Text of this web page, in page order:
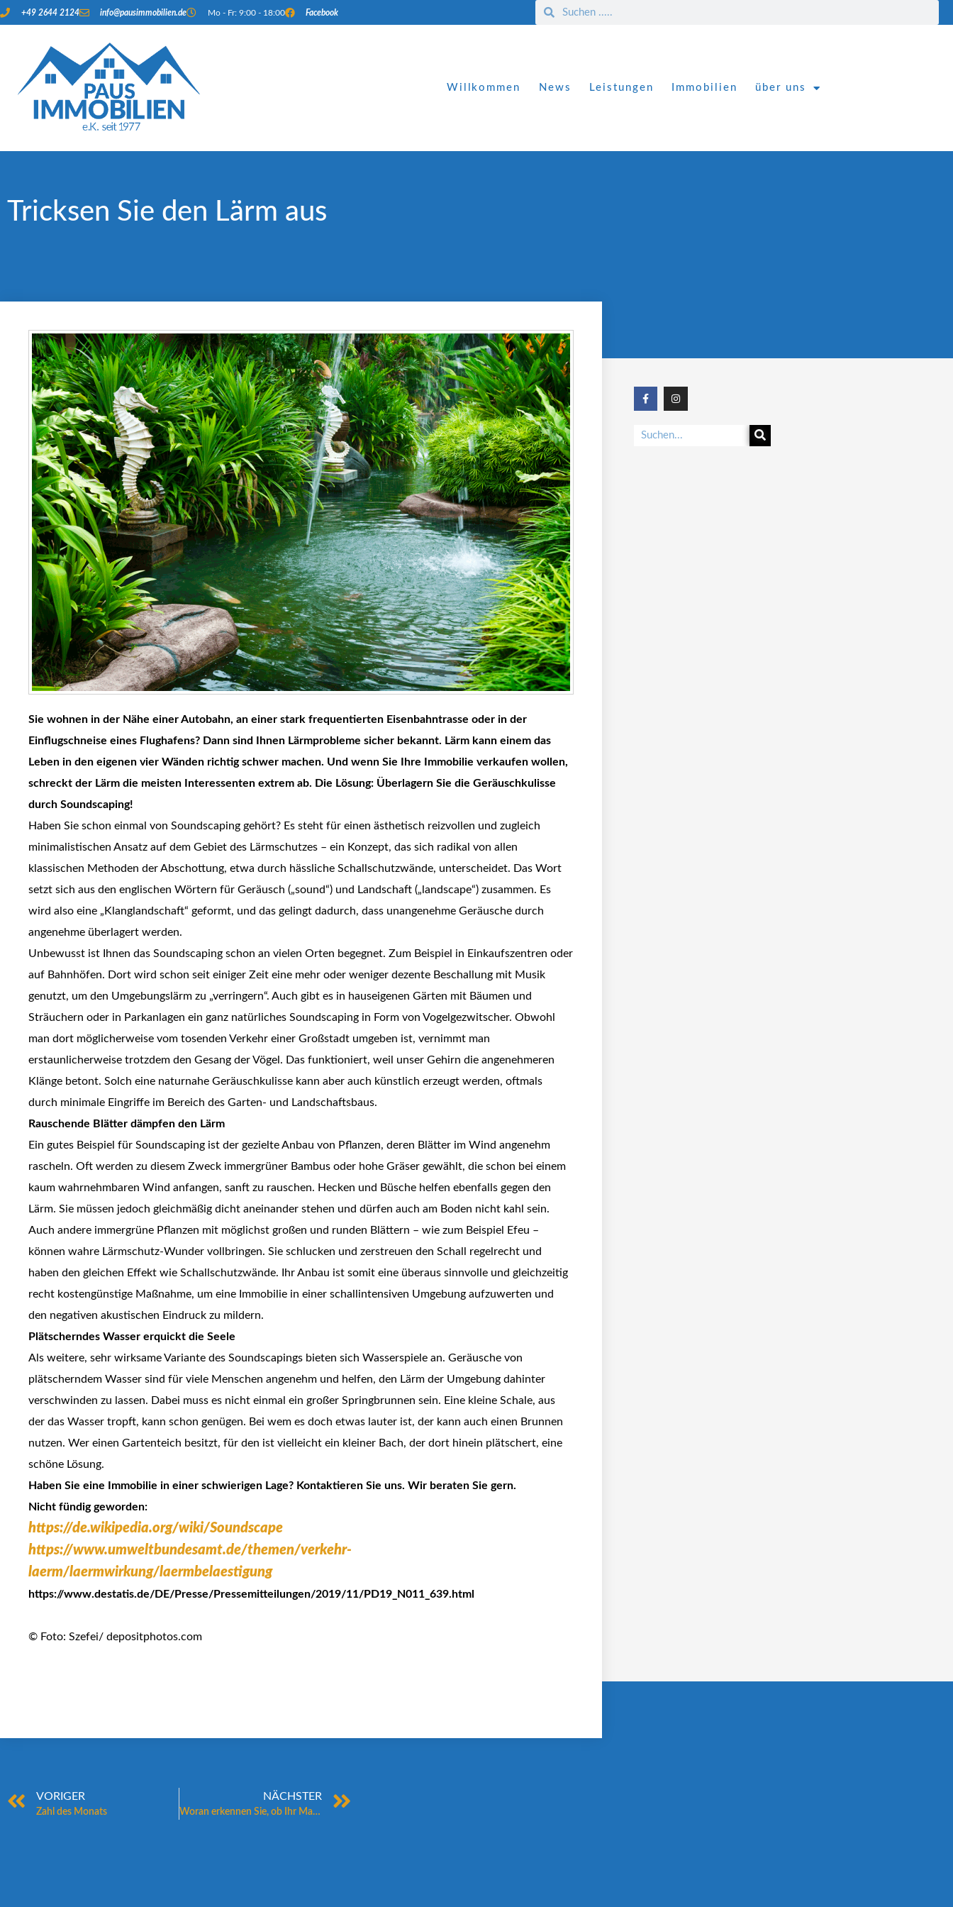
+49 2644 2124 info@pausimmobilien.de Mo - Fr: 9:00 - 18:00 Facebook
Willkommen News Leistungen Immobilien über uns
Tricksen Sie den Lärm aus
Sie wohnen in der Nähe einer Autobahn, an einer stark frequentierten Eisenbahntrasse oder in der
Einflugschneise eines Flughafens? Dann sind Ihnen Lärmprobleme sicher bekannt. Lärm kann einem das
Leben in den eigenen vier Wänden richtig schwer machen. Und wenn Sie Ihre Immobilie verkaufen wollen,
schreckt der Lärm die meisten Interessenten extrem ab. Die Lösung: Überlagern Sie die Geräuschkulisse
durch Soundscaping!
Haben Sie schon einmal von Soundscaping gehört? Es steht für einen ästhetisch reizvollen und zugleich
minimalistischen Ansatz auf dem Gebiet des Lärmschutzes – ein Konzept, das sich radikal von allen
klassischen Methoden der Abschottung, etwa durch hässliche Schallschutzwände, unterscheidet. Das Wort
setzt sich aus den englischen Wörtern für Geräusch („sound“) und Landschaft („landscape“) zusammen. Es
wird also eine „Klanglandschaft“ geformt, und das gelingt dadurch, dass unangenehme Geräusche durch
angenehme überlagert werden.
Unbewusst ist Ihnen das Soundscaping schon an vielen Orten begegnet. Zum Beispiel in Einkaufszentren oder
auf Bahnhöfen. Dort wird schon seit einiger Zeit eine mehr oder weniger dezente Beschallung mit Musik
genutzt, um den Umgebungslärm zu „verringern“. Auch gibt es in hauseigenen Gärten mit Bäumen und
Sträuchern oder in Parkanlagen ein ganz natürliches Soundscaping in Form von Vogelgezwitscher. Obwohl
man dort möglicherweise vom tosenden Verkehr einer Großstadt umgeben ist, vernimmt man
erstaunlicherweise trotzdem den Gesang der Vögel. Das funktioniert, weil unser Gehirn die angenehmeren
Klänge betont. Solch eine naturnahe Geräuschkulisse kann aber auch künstlich erzeugt werden, oftmals
durch minimale Eingriffe im Bereich des Garten- und Landschaftsbaus.
Rauschende Blätter dämpfen den Lärm
Ein gutes Beispiel für Soundscaping ist der gezielte Anbau von Pflanzen, deren Blätter im Wind angenehm
rascheln. Oft werden zu diesem Zweck immergrüner Bambus oder hohe Gräser gewählt, die schon bei einem
kaum wahrnehmbaren Wind anfangen, sanft zu rauschen. Hecken und Büsche helfen ebenfalls gegen den
Lärm. Sie müssen jedoch gleichmäßig dicht aneinander stehen und dürfen auch am Boden nicht kahl sein.
Auch andere immergrüne Pflanzen mit möglichst großen und runden Blättern – wie zum Beispiel Efeu –
können wahre Lärmschutz-Wunder vollbringen. Sie schlucken und zerstreuen den Schall regelrecht und
haben den gleichen Effekt wie Schallschutzwände. Ihr Anbau ist somit eine überaus sinnvolle und gleichzeitig
recht kostengünstige Maßnahme, um eine Immobilie in einer schallintensiven Umgebung aufzuwerten und
den negativen akustischen Eindruck zu mildern.
Plätscherndes Wasser erquickt die Seele
Als weitere, sehr wirksame Variante des Soundscapings bieten sich Wasserspiele an. Geräusche von
plätscherndem Wasser sind für viele Menschen angenehm und helfen, den Lärm der Umgebung dahinter
verschwinden zu lassen. Dabei muss es nicht einmal ein großer Springbrunnen sein. Eine kleine Schale, aus
der das Wasser tropft, kann schon genügen. Bei wem es doch etwas lauter ist, der kann auch einen Brunnen
nutzen. Wer einen Gartenteich besitzt, für den ist vielleicht ein kleiner Bach, der dort hinein plätschert, eine
schöne Lösung.
Haben Sie eine Immobilie in einer schwierigen Lage? Kontaktieren Sie uns. Wir beraten Sie gern.
Nicht fündig geworden:
https://de.wikipedia.org/wiki/Soundscape
https://www.umweltbundesamt.de/themen/verkehr-
laerm/laermwirkung/laermbelaestigung
https://www.destatis.de/DE/Presse/Pressemitteilungen/2019/11/PD19_N011_639.html
© Foto: Szefei/ depositphotos.com
VORIGER
Zahl des Monats
NÄCHSTER
Woran erkennen Sie, ob Ihr Makler ein echter Profi ist?